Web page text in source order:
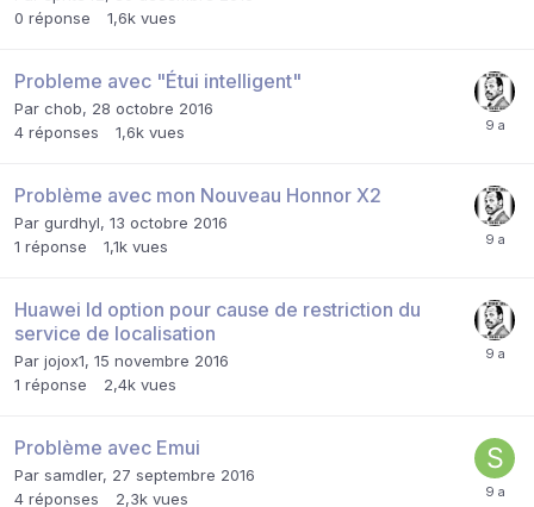
0 réponse 1,6k vues
Probleme avec "Étui intelligent"
Par chob, 28 octobre 2016
4 réponses 1,6k vues
Problème avec mon Nouveau Honnor X2
Par gurdhyl, 13 octobre 2016
1 réponse 1,1k vues
Huawei Id option pour cause de restriction du
service de localisation
Par jojox1, 15 novembre 2016
1 réponse 2,4k vues
Problème avec Emui
Par samdler, 27 septembre 2016
4 réponses 2,3k vues